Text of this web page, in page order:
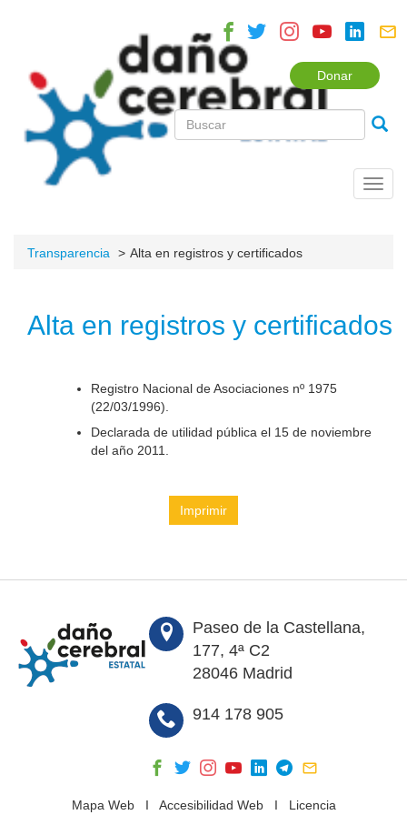
Donar
Transparencia Alta en registros y certificados
Alta en registros y certificados
Registro Nacional de Asociaciones nº 1975
(22/03/1996).
Declarada de utilidad pública el 15 de noviembre
del año 2011.
Imprimir
Paseo de la Castellana,
177, 4ª C2
28046 Madrid
914 178 905
Mapa WebI Accesibilidad WebI Licencia